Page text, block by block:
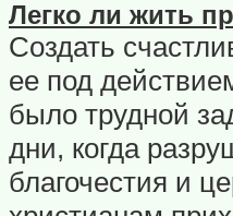
Легко ли жить
Создать
ее под
было трудной
дни, когда
благочестия и